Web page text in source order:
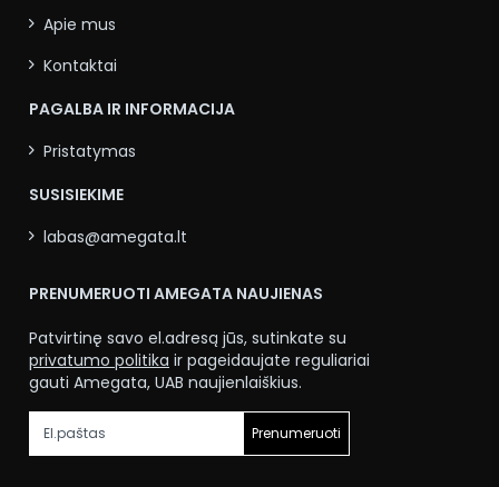
Apie mus
Kontaktai
PAGALBA IR INFORMACIJA
Pristatymas
SUSISIEKIME
labas@amegata.lt
PRENUMERUOTI AMEGATA NAUJIENAS
Patvirtinę savo el.adresą jūs, sutinkate su
privatumo politika ir pageidaujate reguliariai
gauti Amegata, UAB naujienlaiškius.
Prenumeruoti